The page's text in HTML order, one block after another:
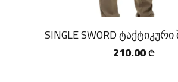
SINGLE SWORD
210.00 ₾